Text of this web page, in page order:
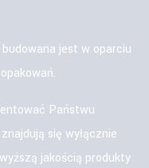
jest w oparciu
Państwu
się wyłącznie
jakością produkty